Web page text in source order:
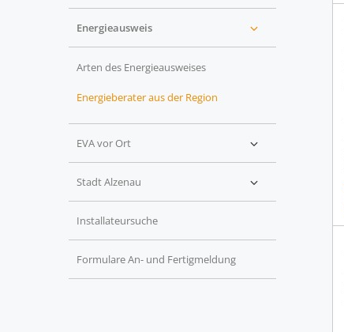
Energieausweis
Arten des Energieausweises
Energieberater aus der Region
EVA vor Ort
Stadt Alzenau
Installateursuche
Formulare An- und Fertigmeldung